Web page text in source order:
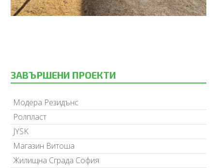
ЗАВЪРШЕНИ ПРОЕКТИ
Модера Резидънс
Ролпласт
JYSK
Магазин Витоша
Жилищна Сграда София